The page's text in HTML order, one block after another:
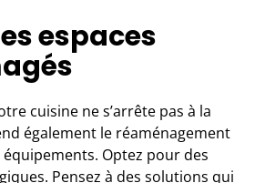
espaces
cuisine ne s’arrête pas à la
également le réaménagement
équipements. Optez pour des
Pensez à des solutions qui